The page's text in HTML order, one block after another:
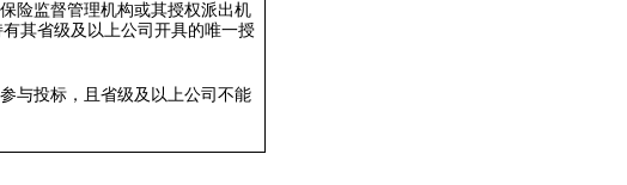
险监督管理机构或其授权派出机
有其省级及以上公司开具的唯一授
与投标，且省级及以上公司不能